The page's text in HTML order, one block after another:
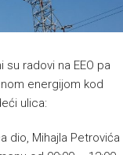
radovi na EEO pa
energijom kod
ulica:
dio, Mihajla Petrovića